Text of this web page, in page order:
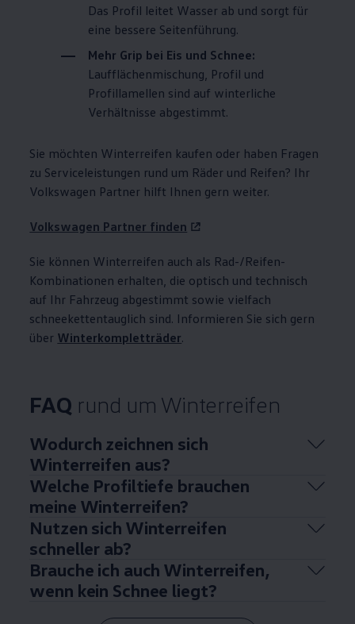
Das Profil leitet Wasser ab und sorgt für
eine bessere Seitenführung.
Mehr Grip bei Eis und Schnee:
Laufflächenmischung, Profil und
Profillamellen sind auf winterliche
Verhältnisse abgestimmt.
Sie möchten Winterreifen kaufen oder haben Fragen
zu Serviceleistungen rund um Räder und Reifen? Ihr
Volkswagen Partner hilft Ihnen gern weiter.
Volkswagen Partner finden
Sie können Winterreifen auch als Rad-/Reifen-
Kombinationen erhalten, die optisch und technisch
auf Ihr Fahrzeug abgestimmt sowie vielfach
schneekettentauglich sind. Informieren Sie sich gern
über Winterkompletträder.
FAQ rund um Winterreifen
Wodurch zeichnen sich
Winterreifen aus?
Welche Profiltiefe brauchen
meine Winterreifen?
Nutzen sich Winterreifen
schneller ab?
Brauche ich auch Winterreifen,
wenn kein Schnee liegt?